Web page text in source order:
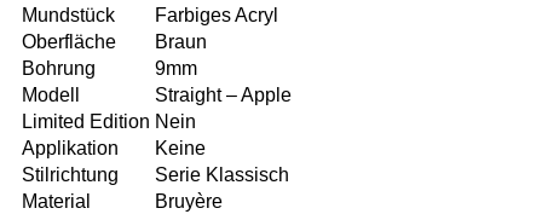
Mundstück
Farbiges Acryl
Oberfläche
Braun
Bohrung
9mm
Modell
Straight – Apple
Limited Edition Nein
Applikation
Keine
Stilrichtung
Serie Klassisch
Material
Bruyère